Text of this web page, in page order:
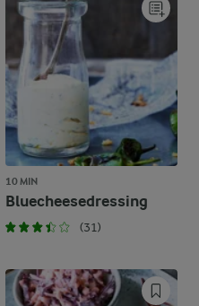
10 MIN
Bluecheesedressing
(31)